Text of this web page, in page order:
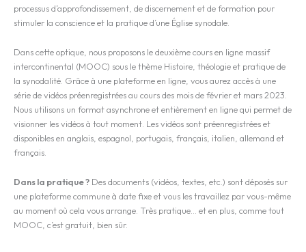
processus d’approfondissement, de discernement et de formation pour
stimuler la conscience et la pratique d’une Église synodale.
Dans cette optique, nous proposons le deuxième cours en ligne massif
intercontinental (MOOC) sous le thème Histoire, théologie et pratique de
la synodalité. Grâce à une plateforme en ligne, vous aurez accès à une
série de vidéos préenregistrées au cours des mois de février et mars 2023.
Nous utilisons un format asynchrone et entièrement en ligne qui permet de
visionner les vidéos à tout moment. Les vidéos sont préenregistrées et
disponibles en anglais, espagnol, portugais, français, italien, allemand et
français.
Dans la pratique ? Des documents (vidéos, textes, etc.) sont déposés sur
une plateforme commune à date fixe et vous les travaillez par vous-même
au moment où cela vous arrange. Très pratique… et en plus, comme tout
MOOC, c’est gratuit, bien sûr.